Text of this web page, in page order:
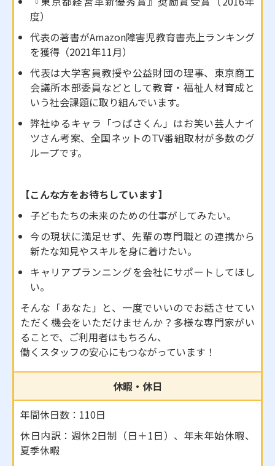
度）
代表の著書がAmazon障害児教育書売上ランキング
を獲得（2021年11月）
代表は大学客員教授や公益財団の理事、東京商工
会議所本部委員などとして教育・福祉人材育成と
いう社会課題に取り組んでいます。
弊社ゆるキャラ「つばさくん」はお笑い芸人ナイ
ツさん考案、全国ネットのTV番組取材が多数のグ
ループです。
【こんな方をお待ちしています】
子どもたちの未来のための仕事がしてみたい。
今の現状に満足せず、先輩の専門職との連携から
新たな知見やスキルを身に着けたい。
キャリアプランニングを会社にサポートしてほし
い。
そんな「あなた」と、一度でいいのでお話させてい
ただく機会をいただけませんか？多様な専門家がい
ることで、ご利用者はもちろん、
働くスタッフの安心にもつながっています！
休暇・休日
年間休日数：110日
休日内訳：週休2日制（日＋1日）、年末年始休暇、
夏季休暇